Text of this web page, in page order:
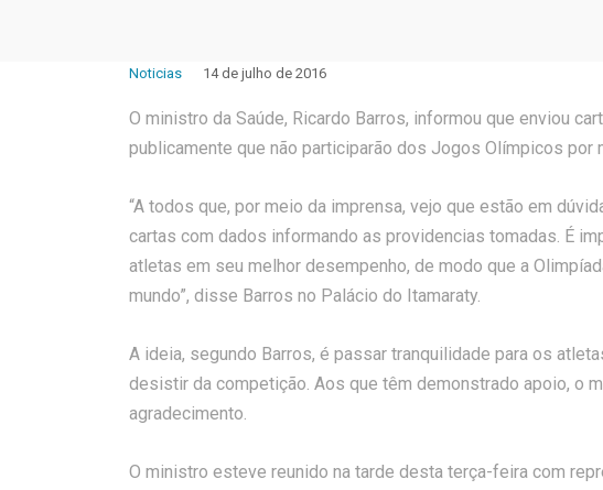
Noticias 14 de julho de 2016
O ministro da Saúde, Ricardo Barros, informou que enviou
publicamente que não participarão dos Jogos Olímpicos por
“A todos que, por meio da imprensa, vejo que estão em
cartas com dados informando as providencias tomadas. É
atletas em seu melhor desempenho, de modo que a
mundo”, disse Barros no Palácio do Itamaraty.
A ideia, segundo Barros, é passar tranquilidade para os
desistir da competição. Aos que têm demonstrado apoio, o
agradecimento.
O ministro esteve reunido na tarde desta terça-feira com